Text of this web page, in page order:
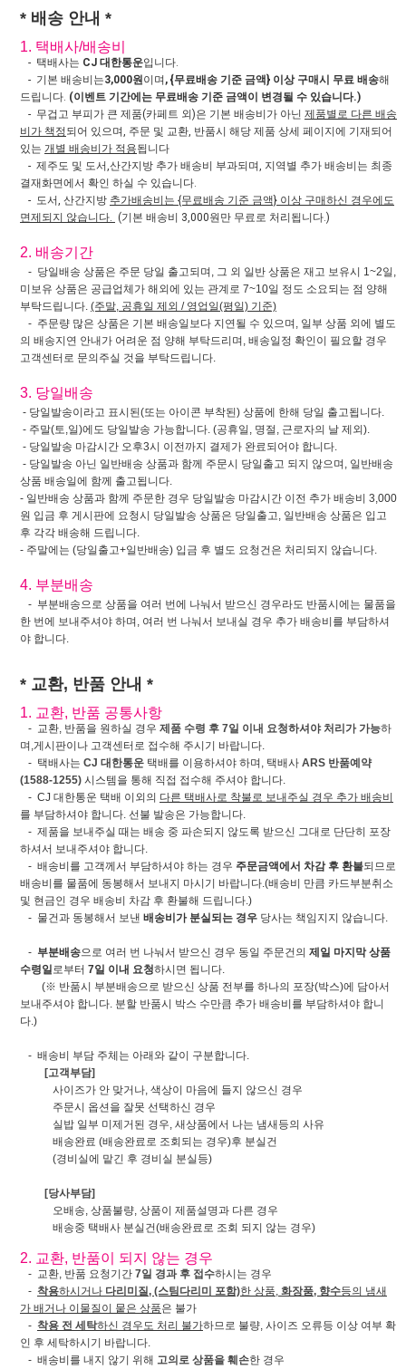
* 배송 안내 *
1. 택배사/배송비
- 택배사는 CJ 대한통운입니다.
- 기본 배송비는3,000원이며, {무료배송 기준 금액} 이상 구매시 무료 배송해
드립니다. (이벤트 기간에는 무료배송 기준 금액이 변경될 수 있습니다.)
- 무겁고 부피가 큰 제품(카페트 외)은 기본 배송비가 아닌 제품별로 다른 배송
비가 책정되어 있으며, 주문 및 교환, 반품시 해당 제품 상세 페이지에 기재되어
있는 개별 배송비가 적용됩니다
- 제주도 및 도서,산간지방 추가 배송비 부과되며, 지역별 추가 배송비는 최종
결재화면에서 확인 하실 수 있습니다.
- 도서, 산간지방 추가배송비는 {무료배송 기준 금액} 이상 구매하신 경우에도
면제되지 않습니다.
(기본 배송비 3,000원만 무료로 처리됩니다.)
2. 배송기간
- 당일배송 상품은 주문 당일 출고되며, 그 외 일반 상품은 재고 보유시 1~2일,
미보유 상품은 공급업체가 해외에 있는 관계로 7~10일 정도 소요되는 점 양해
부탁드립니다. (주말, 공휴일 제외 / 영업일(평일) 기준)
- 주문량 많은 상품은 기본 배송일보다 지연될 수 있으며, 일부 상품 외에 별도
의 배송지연 안내가 어려운 점 양해 부탁드리며, 배송일정 확인이 필요할 경우
고객센터로 문의주실 것을 부탁드립니다.
3. 당일배송
- 당일발송이라고 표시된(또는 아이콘 부착된) 상품에 한해 당일 출고됩니다.
- 주말(토,일)에도 당일발송 가능합니다. (공휴일, 명절, 근로자의 날 제외).
- 당일발송 마감시간 오후3시 이전까지 결제가 완료되어야 합니다.
- 당일발송 아닌 일반배송 상품과 함께 주문시 당일출고 되지 않으며, 일반배송
상품 배송일에 함께 출고됩니다.
- 일반배송 상품과 함께 주문한 경우 당일발송 마감시간 이전 추가 배송비 3,000
원 입금 후 게시판에 요청시 당일발송 상품은 당일출고, 일반배송 상품은 입고
후 각각 배송해 드립니다.
- 주말에는 (당일출고+일반배송) 입금 후 별도 요청건은 처리되지 않습니다.
4. 부분배송
- 부분배송으로 상품을 여러 번에 나눠서 받으신 경우라도 반품시에는 물품을
한 번에 보내주셔야 하며, 여러 번 나눠서 보내실 경우 추가 배송비를 부담하셔
야 합니다.
* 교환, 반품 안내 *
1. 교환, 반품 공통사항
- 교환, 반품을 원하실 경우 제품 수령 후 7일 이내 요청하셔야 처리가 가능하
며,게시판이나 고객센터로 접수해 주시기 바랍니다.
- 택배사는 CJ 대한통운 택배를 이용하셔야 하며, 택배사 ARS 반품예약
(1588-1255) 시스템을 통해 직접 접수해 주셔야 합니다.
- CJ 대한통운 택배 이외의 다른 택배사로 착불로 보내주실 경우 추가 배송비
를 부담하셔야 합니다. 선불 발송은 가능합니다.
- 제품을 보내주실 때는 배송 중 파손되지 않도록 받으신 그대로 단단히 포장
하셔서 보내주셔야 합니다.
- 배송비를 고객께서 부담하셔야 하는 경우 주문금액에서 차감 후 환불되므로
배송비를 물품에 동봉해서 보내지 마시기 바랍니다.(배송비 만큼 카드부분취소
및 현금인 경우 배송비 차감 후 환불해 드립니다.)
- 물건과 동봉해서 보낸 배송비가 분실되는 경우 당사는 책임지지 않습니다.
- 부분배송으로 여러 번 나눠서 받으신 경우 동일 주문건의 제일 마지막 상품
수령일 로부터 7일 이내 요청하시면 됩니다.
(※ 반품시 부분배송으로 받으신 상품 전부를 하나의 포장(박스)에 담아서
보내주셔야 합니다. 분할 반품시 박스 수만큼 추가 배송비를 부담하셔야 합니
다.)
- 배송비 부담 주체는 아래와 같이 구분합니다.
[고객부담]
사이즈가 안 맞거나, 색상이 마음에 들지 않으신 경우
주문시 옵션을 잘못 선택하신 경우
실밥 일부 미제거된 경우, 새상품에서 나는 냄새등의 사유
배송완료 (배송완료로 조회되는 경우)후 분실건
(경비실에 맡긴 후 경비실 분실등)
[당사부담]
오배송, 상품불량, 상품이 제품설명과 다른 경우
배송중 택배사 분실건(배송완료로 조회 되지 않는 경우)
2. 교환, 반품이 되지 않는 경우
- 교환, 반품 요청기간 7일 경과 후 접수하시는 경우
- 착용하시거나 다리미질, (스팀다리미 포함)한 상품, 화장품, 향수등의 냄새
가 배거나 이물질이 뭍은 상품은 불가
- 착용 전 세탁하신 경우도 처리 불가하므로 불량, 사이즈 오류등 이상 여부 확
인 후 세탁하시기 바랍니다.
- 배송비를 내지 않기 위해 고의로 상품을 훼손한 경우